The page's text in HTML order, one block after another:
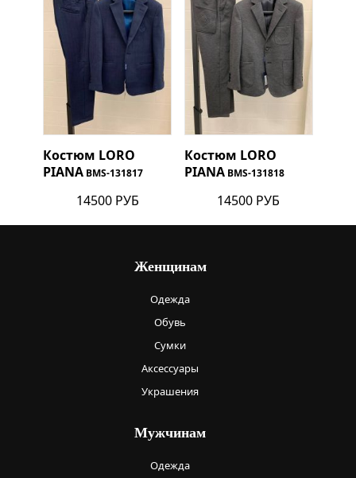
Костюм LORO
PIANA BMS-131817
14500 РУБ
Костюм LORO
PIANA BMS-131818
14500 РУБ
Женщинам
Одежда
Обувь
Сумки
Аксессуары
Украшения
Мужчинам
Одежда